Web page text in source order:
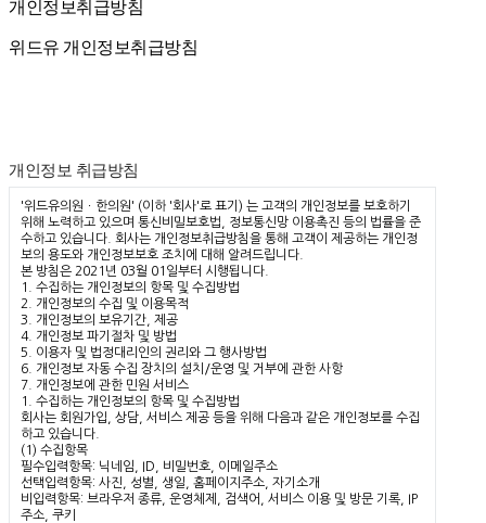
개인정보취급방침
개인정보취급방침
위드유 개인정보취급방침
개인정보 취급방침
'위드유의원ㆍ한의원' (이하 '회사'로 표기) 는 고객의 개인정보를 보호하기
위해 노력하고 있으며 통신비밀보호법, 정보통신망 이용촉진 등의 법률을 준
수하고 있습니다. 회사는 개인정보취급방침을 통해 고객이 제공하는 개인정
보의 용도와 개인정보보호 조치에 대해 알려드립니다.
본 방침은 2021년 03월 01일부터 시행됩니다.
1. 수집하는 개인정보의 항목 및 수집방법
2. 개인정보의 수집 및 이용목적
3. 개인정보의 보유기간, 제공
4. 개인정보 파기절차 및 방법
5. 이용자 및 법정대리인의 권리와 그 행사방법
6. 개인정보 자동 수집 장치의 설치/운영 및 거부에 관한 사항
7. 개인정보에 관한 민원 서비스
1. 수집하는 개인정보의 항목 및 수집방법
회사는 회원가입, 상담, 서비스 제공 등을 위해 다음과 같은 개인정보를 수집
하고 있습니다.
(1) 수집항목
필수입력항목: 닉네임, ID, 비밀번호, 이메일주소
선택입력항목: 사진, 성별, 생일, 홈페이지주소, 자기소개
비입력항목: 브라우저 종류, 운영체제, 검색어, 서비스 이용 및 방문 기록, IP
주소, 쿠키